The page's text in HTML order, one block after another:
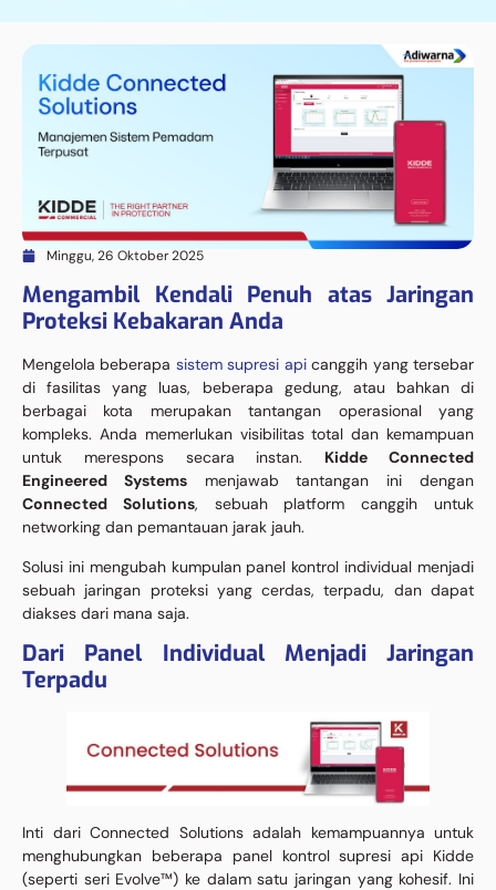
Minggu, 26 Oktober 2025
Mengambil Kendali Penuh atas Jaringan
Proteksi Kebakaran Anda
Mengelola beberapa sistem supresi apicanggih yang tersebar
di fasilitas yang luas, beberapa gedung, atau bahkan di
berbagai kota merupakan tantangan operasional yang
kompleks. Anda memerlukan visibilitas total dan kemampuan
untuk merespons secara instan. Kidde Connected
Engineered Systemsmenjawab tantangan ini dengan
Connected Solutions, sebuah platform canggih untuk
networking dan pemantauan jarak jauh.
Solusi ini mengubah kumpulan panel kontrol individual menjadi
sebuah jaringan proteksi yang cerdas, terpadu, dan dapat
diakses dari mana saja.
Dari Panel Individual Menjadi Jaringan
Terpadu
Inti dari Connected Solutions adalah kemampuannya untuk
menghubungkan beberapa panel kontrol supresi api Kidde
(seperti seri Evolve™) ke dalam satu jaringan yang kohesif. Ini